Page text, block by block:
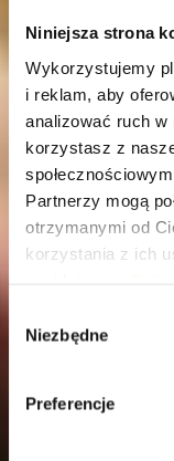
Niniejsza strona
Wykorzystujemy
i reklam, aby
analizować ruch
korzystasz z
Partnerzy mogą
otrzymanymi od
korzystania z ich
zgody
Niezbędne
Preferencje